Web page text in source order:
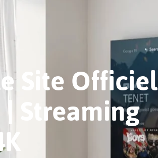
Site Officiel
| Streaming